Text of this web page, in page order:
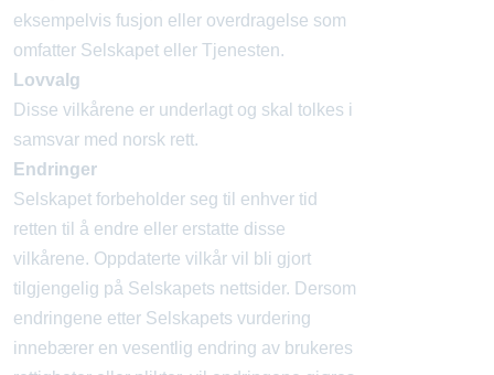
eksempelvis fusjon eller overdragelse som
omfatter Selskapet eller Tjenesten.
Lovvalg
Disse vilkårene er underlagt og skal tolkes i
samsvar med norsk rett.
Endringer
Selskapet forbeholder seg til enhver tid
retten til å endre eller erstatte disse
vilkårene. Oppdaterte vilkår vil bli gjort
tilgjengelig på Selskapets nettsider. Dersom
endringene etter Selskapets vurdering
innebærer en vesentlig endring av brukeres